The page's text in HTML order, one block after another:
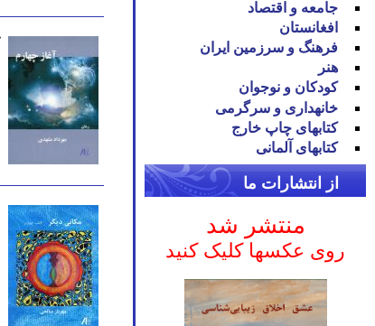
جامعه و اقتصاد
افغانستان
فرهنگ و سرزمین ایران
هنر
کودکان و نوجوان
خانه‪داری و سرگرمی
کتاب‪های چاپ خارج
کتاب‪های آلمانی
از انتشارات ما
منتشر شد
روی عکسها کلیک کنید